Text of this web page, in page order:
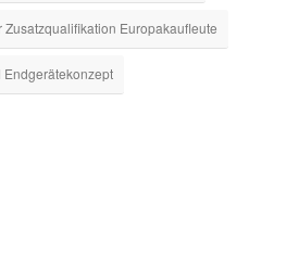
Zusatzqualifikation Europakaufleute
Endgerätekonzept